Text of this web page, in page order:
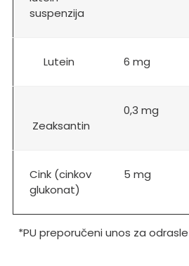
suspenzija
Lutein 6 mg
Zeaksantin
0,3 mg
Cink (cinkov
glukonat)
5 mg
*PU preporučeni unos za